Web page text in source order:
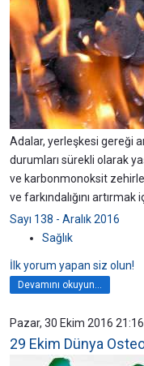
Adalar, yerleşkesi gereği
durumları sürekli olarak
ve karbonmonoksit
ve farkındalığını artırmak
Sayı 138 - Aralık 2016
Sağlık
İlk yorum yapan siz olun!
Devamını okuyun...
Pazar, 30 Ekim 2016 21:16
29 Ekim Dünya